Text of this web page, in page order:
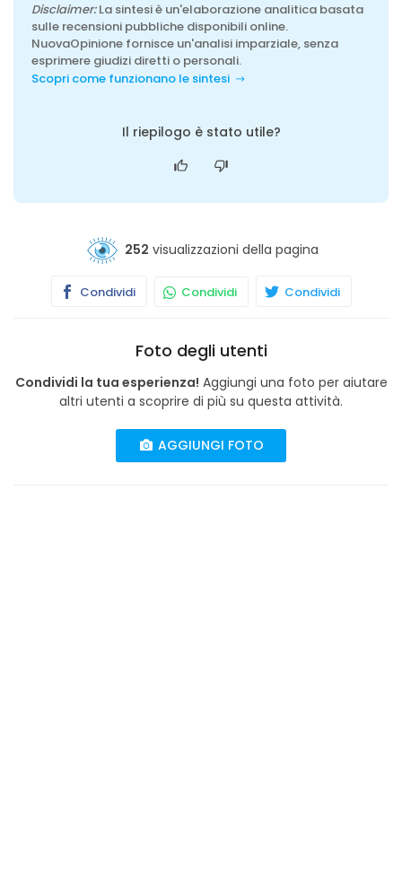
Disclaimer:La sintesi è un'elaborazione analitica basata
sulle recensioni pubbliche disponibili online.
NuovaOpinione fornisce un'analisi imparziale, senza
esprimere giudizi diretti o personali.
Scopri come funzionano le sintesi
Il riepilogo è stato utile?
252 visualizzazioni della pagina
Condividi Condividi Condividi
Foto degli utenti
Condividi la tua esperienza! Aggiungi una foto per aiutare
altri utenti a scoprire di più su questa attività.
AGGIUNGI FOTO